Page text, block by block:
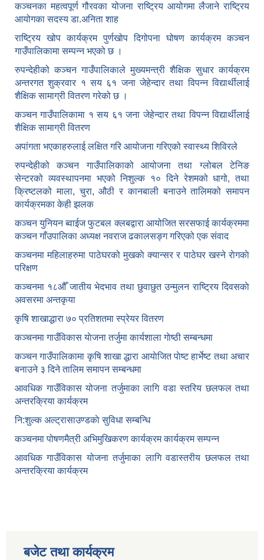
कञ्चनका महत्वपूर्ण गौरवका योजना राष्ट्रिय आयोगमा लैजाने राष्ट्रिय
आयोगका सदस्य डा.अनिता शाह
राष्ट्रिय खोप कार्यक्रम पुर्णखोप दिगोपना घोषण कार्यक्रम कञ्‍चन
गाउँपालिकामा सम्पन्न भएको छ ।
रुपन्देहीको कञ्चन गाउँपालिकाले मुख्यमन्त्री शैक्षिक सुधार कार्यक्रम
अन्तरगत शुक्रवार १ सय ६१ जना जेहेन्दार तथा विपन्न विद्यार्थीलाई
शैक्षिक सामाग्री वितरण गरेको छ ।
कञ्चन गाउँपालिकामा १ सय ६१ जना जेहेन्दार तथा विपन्न विद्यार्थीलाई
शैक्षिक सामाग्री वितरण
अपांगता भएकाहरुलाई लक्षित गरि आयोजना गरिएको स्वास्थ्य शिविरले
रुपन्देहीको कञ्चन गाउँपालिकाको आयोजना तथा ग्लोबल टेनिङ
सेन्टरको व्यवस्थापनमा भएको निशुल्क १० दिने रेशमको धागो, तथा
क्रिष्टलको माला, चुरा, औठी र कानबाली बनाउने तालिमको समापन
कार्यक्रमका केही झलक
कञ्चन युनियन ब्वाईज फुटबल क्लबद्वारा आयोजित सरसफाई कार्यक्रममा
कञ्चन गाँउपालिका अध्यक्ष नवराज ढकालसङ्ग गरिएको एक संवाद
कञ्‍चनमा महिलाहरुमा पाठेघरको मुखकाे क्यान्सर र पाठेघर खस्‍ने राेगकाे
परिक्षण
कञ्‍चनमा १८औँ जातीय भेदभाव तथा छुवाछुत उन्मुलन राष्ट्रिय दिवसकाे
अवसरमा अन्तकृया
कृषि शाखाद्धारा ७० प्रतिशतमा स्प्रेयर वितरण
कञ्‍चनमा गाउँविकास याेजना तर्जुमा कार्यशाला गाेष्ठी सम्बन्धमा
कञ्‍चन गाउँपालिकामा कृषि शाखा द्धारा आयाेजित पाेष्ट हार्भेष्ट तथा अचार
बनाउने ३ दिने तालिम समापन सम्बन्‍धमा
आवधिक गाउँविकास योजना तर्जुमाका लागि वडा स्तरिय छलफल तथा
अन्तरक्रिया कार्यक्रम
नि:शुल्क अल्ट्रासाउण्डकाे सुविधा सम्बन्धि
कञ्चनमा पोषणमैत्री अभिमुखिकरण कार्यक्रम कार्यक्रम सम्पन्न
आवधिक गाउँविकास योजना तर्जुमाका लागि वडास्तरीय छलफल तथा
अन्तरक्रिया कार्यक्रम
बजेट तथा कार्यक्रम